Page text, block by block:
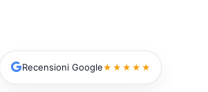
Recensioni Google★★★★★